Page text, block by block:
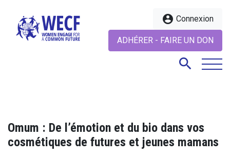
account_circle Connexion
ADHÉRER - FAIRE UN DON
search
Omum : De l’émotion et du bio dans vos
cosmétiques de futures et jeunes mamans